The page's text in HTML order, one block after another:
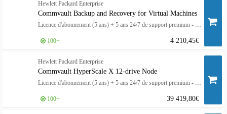
Hewlett Packard Enterprise
Commvault Backup and Recovery for Virtual Machines
4 210,45€
100+
Hewlett Packard Enterprise
Commvault HyperScale X 12-drive Node
39 419,80€
100+